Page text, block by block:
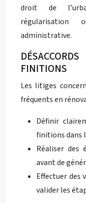
droit de
régularisation
administrative.
FINITIONS
Les litiges
fréquents en
Définir
finitions dans
Réaliser des
avant de
Effectuer des
valider les